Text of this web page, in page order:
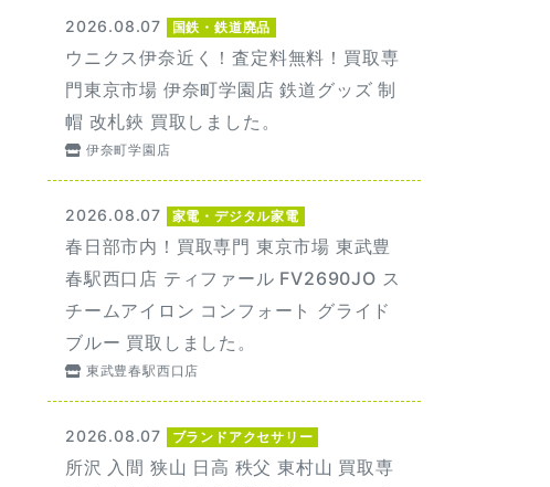
2026.08.07 国鉄・鉄道廃品
ウニクス伊奈近く！査定料無料！買取専
門東京市場 伊奈町学園店 鉄道グッズ 制
帽 改札鋏 買取しました。
伊奈町学園店
2026.08.07 家電・デジタル家電
春日部市内！買取専門 東京市場 東武豊
春駅西口店 ティファール FV2690JO ス
チームアイロン コンフォート グライド
ブルー 買取しました。
東武豊春駅西口店
2026.08.07 ブランドアクセサリー
所沢 入間 狭山 日高 秩父 東村山 買取専